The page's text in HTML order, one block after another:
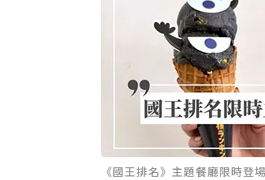
《國王排名》主題餐廳限時登